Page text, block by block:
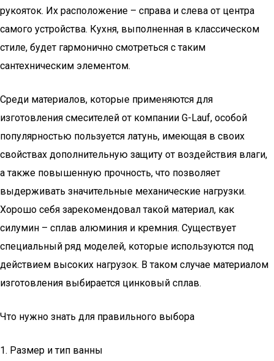
рукояток. Их расположение – справа и слева от центра
самого устройства. Кухня, выполненная в классическом
стиле, будет гармонично смотреться с таким
сантехническим элементом.
Среди материалов, которые применяются для
изготовления смесителей от компании G-Lauf, особой
популярностью пользуется латунь, имеющая в своих
свойствах дополнительную защиту от воздействия влаги,
а также повышенную прочность, что позволяет
выдерживать значительные механические нагрузки.
Хорошо себя зарекомендовал такой материал, как
силумин – сплав алюминия и кремния. Существует
специальный ряд моделей, которые используются под
действием высоких нагрузок. В таком случае материалом
изготовления выбирается цинковый сплав.
Что нужно знать для правильного выбора
1. Размер и тип ванны